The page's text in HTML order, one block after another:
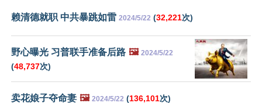
赖清德就职 中共暴跳如雷 2024/5/22 (32,221次)
野心曝光 习普联手准备后路 🖼️ 2024/5/22
(48,737次)
卖花娘子夺命妻 🖼️ 2024/5/22 (136,101次)